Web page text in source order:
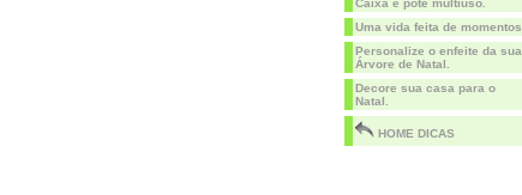
Caixa e pote multiuso.
Uma vida feita de momentos.
Personalize o enfeite da sua
Árvore de Natal.
Decore sua casa para o
Natal.
HOME DICAS